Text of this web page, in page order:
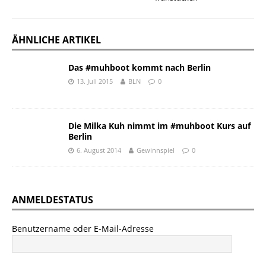
ÄHNLICHE ARTIKEL
Das #muhboot kommt nach Berlin
13. Juli 2015 BLN 0
Die Milka Kuh nimmt im #muhboot Kurs auf
Berlin
6. August 2014 Gewinnspiel 0
ANMELDESTATUS
Benutzername oder E-Mail-Adresse